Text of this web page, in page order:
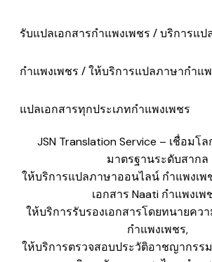
รับแปลเอกสารกำแพงเพชร / บริการแป
กำแพงเพชร / ให้บริการแปลภาษากำแ
แปลเอกสารทุกประเภทกำแพงเพชร
JSN Translation Service – เชื่อมโ
มาตรฐานระดับสากล
ให้บริการแปลภาษาออนไลน์ กำแพงเพ
เอกสาร Naati กำแพงเพ
ให้บริการรับรองเอกสารโดยทนายคว
กำแพงเพชร,
ให้บริการตรวจสอบประวัติอาชญากรร